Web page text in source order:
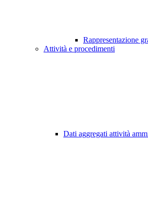
Rappresentazione
Attività e procedimenti
Dati aggregati attività